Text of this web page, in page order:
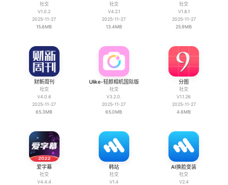
社交
V1.0.2
2025-11-27
15.6MB
社交
V4.2.1
2025-11-27
13.4MB
社交
V1.8.1
2025-11-27
25.9MB
财新周刊
社交
V4.0.6
2025-11-27
65.3MB
Ulike-轻颜相机国际版
社交
V3.2.0.
2025-11-27
65.0MB
分图
社交
V1.1.26
2025-11-27
4.6MB
爱字幕
社交
V4.4.4
韩站
社交
V1.4
AI换脸变装
社交
V2.4